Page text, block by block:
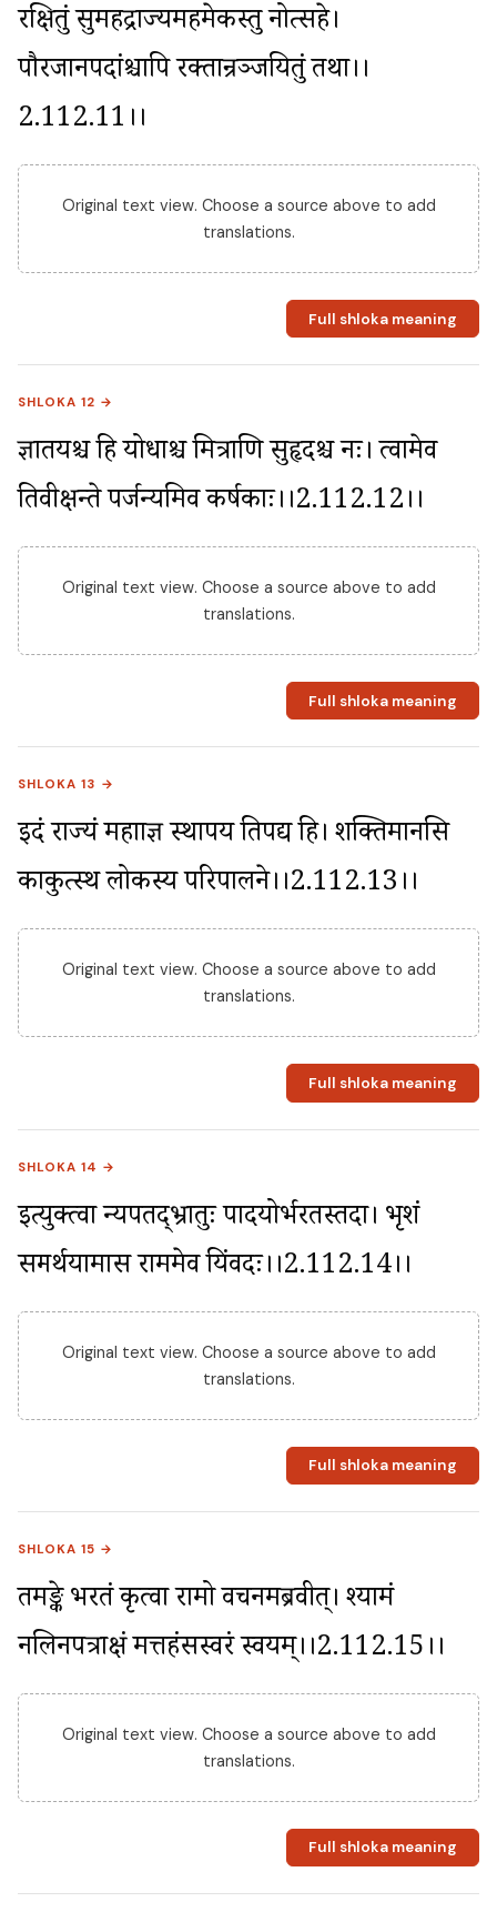
रक्षितुं सुमहद्राज्यमहमेकस्तु नोत्सहे।
पौरजानपदांश्चापि रक्तान्रञ्जयितुं तथा।।
2.112.11।।
Original text view. Choose a source above to add
translations.
Full shloka meaning
SHLOKA 12 →
ज्ञातयश्च हि योधाश्च मित्राणि सुहृदश्च नः। त्वामेव
प्रतिवीक्षन्ते पर्जन्यमिव कर्षकाः।।2.112.12।।
Original text view. Choose a source above to add
translations.
Full shloka meaning
SHLOKA 13 →
इदं राज्यं महाप्राज्ञ स्थापय प्रतिपद्य हि। शक्तिमानसि
काकुत्स्थ लोकस्य परिपालने।।2.112.13।।
Original text view. Choose a source above to add
translations.
Full shloka meaning
SHLOKA 14 →
इत्युक्त्वा न्यपतद्भ्रातुः पादयोर्भरतस्तदा। भृशं
सम्प्रार्थयामास राममेव प्रियंवदः।।2.112.14।।
Original text view. Choose a source above to add
translations.
Full shloka meaning
SHLOKA 15 →
तमङ्के भरतं कृत्वा रामो वचनमब्रवीत्। श्यामं
नलिनपत्राक्षं मत्तहंसस्वरं स्वयम्।।2.112.15।।
Original text view. Choose a source above to add
translations.
Full shloka meaning